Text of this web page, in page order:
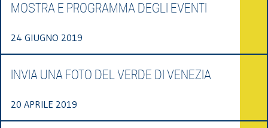
MOSTRA E PROGRAMMA DEGLI EVENTI
24 GIUGNO 2019
INVIA UNA FOTO DEL VERDE DI VENEZIA
20 APRILE 2019